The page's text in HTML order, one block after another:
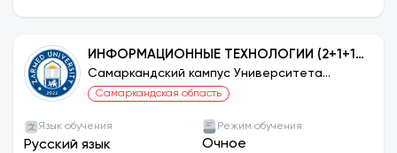
ИНФОРМАЦИОННЫЕ ТЕХНОЛОГИИ (2+1+1)
САНКТ-ПЕТЕРБУРГСКИЙ
ПОЛИТЕХНИЧЕСКИЙ УНИВЕРСИТЕТ,
Самаркандский кампус Университета
ЗАРМЕД
Самаркандская область
Язык обучения
Русский язык
Режим обучения
Очное